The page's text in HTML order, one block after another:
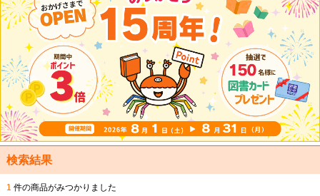
検索結果
1 件の商品がみつかりました